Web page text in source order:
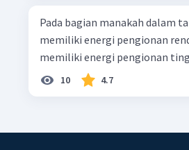
Pada bagian manakah dalam
memiliki energi pengionan
memiliki energi pengionan
10 4.7